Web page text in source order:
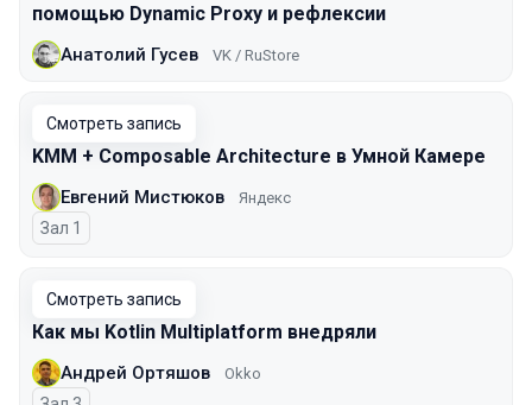
помощью Dynamic Proxy и рефлексии
Анатолий Гусев VK / RuStore
Смотреть запись
KMM + Composable Architecture в Умной Камере
Евгений Мистюков Яндекс
Зал 1
Смотреть запись
Как мы Kotlin Multiplatform внедряли
Андрей Ортяшов Okko